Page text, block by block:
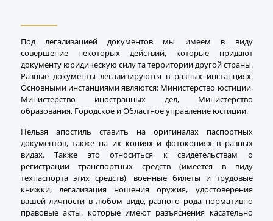
Под легализацией документов мы имеем в виду
совершение некоторых действий, которые придают
документу юридическую силу та территории другой страны.
Разные документы легализируются в разных инстанциях.
Основными инстанциями являются: Министерство юстиции,
Министерство иностранных дел, Министерство
образования, Городское и Областное управление юстиции.
Нельзя апостиль ставить на оригиналах паспортных
документов, также на их копиях и фотокопиях в разных
видах. Также это относиться к свидетельствам о
регистрации транспортных средств (имеется в виду
техпаспорта этих средств), военные билеты и трудовые
книжки, легализация ношения оружия, удостоверения
вашей личности в любом виде, разного рода нормативно
правовые акты, которые имеют разъяснения касательно